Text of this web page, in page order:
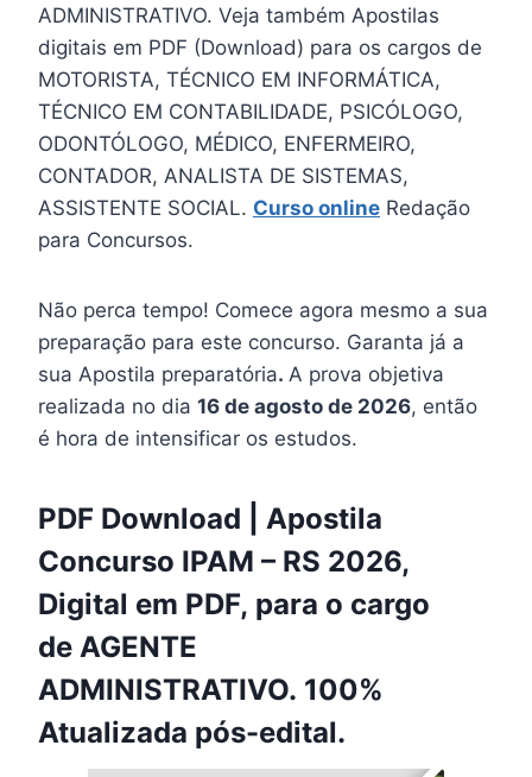
ADMINISTRATIVO. Veja também Apostilas
digitais em PDF (Download) para os cargos de
MOTORISTA, TÉCNICO EM INFORMÁTICA,
TÉCNICO EM CONTABILIDADE, PSICÓLOGO,
ODONTÓLOGO, MÉDICO, ENFERMEIRO,
CONTADOR, ANALISTA DE SISTEMAS,
ASSISTENTE SOCIAL. Curso online Redação
para Concursos.
Não perca tempo! Comece agora mesmo a sua
preparação para este concurso. Garanta já a
sua Apostila preparatória. A prova objetiva
realizada no dia 16 de agosto de 2026, então
é hora de intensificar os estudos.
PDF Download | Apostila
Concurso IPAM – RS 2026,
Digital em PDF, para o cargo
de AGENTE
ADMINISTRATIVO. 100%
Atualizada pós-edital.